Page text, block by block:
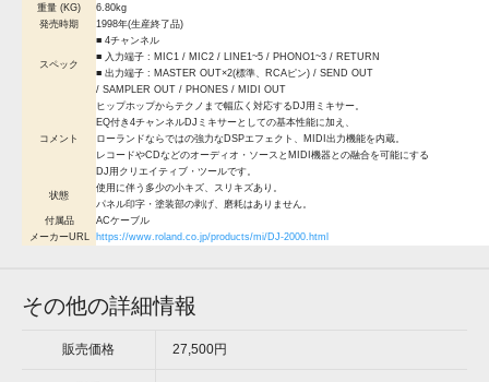
重量 (KG)
6.80kg
発売時期
1998年(生産終了品)
スペック
■ 4チャンネル
■ 入力端子 : MIC1 / MIC2 / LINE1~5 / PHONO1~3 / RETURN
■ 出力端子 : MASTER OUT×2(標準、RCAピン) / SEND OUT
/ SAMPLER OUT / PHONES / MIDI OUT
コメント
ヒップホップからテクノまで幅広く対応するDJ用ミキサー。
EQ付き4チャンネルDJミキサーとしての基本性能に加え、
ローランドならではの強力なDSPエフェクト、MIDI出力機能を内蔵。
レコードやCDなどのオーディオ・ソースとMIDI機器との融合を可能にする
DJ用クリエイティブ・ツールです。
状態
使用に伴う多少の小キズ、スリキズあり。
パネル印字・塗装部の剥げ、磨耗はありません。
付属品
ACケーブル
メーカーURL
https://www.roland.co.jp/products/mi/DJ-2000.html
その他の詳細情報
販売価格 27,500円